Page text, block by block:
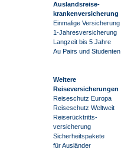
Auslandsreise-
krankenversicherung
Einmalige Versicherung
1-Jahresversicherung
Langzeit bis 5 Jahre
Au Pairs und Studenten
Weitere
Reiseversicherungen
Reiseschutz Europa
Reiseschutz Weltweit
Reiserücktritts-
versicherung
Sicherheitspakete
für Ausländer